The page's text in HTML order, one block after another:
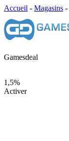
Accueil - Magasins -
Gamesdeal
1,5%
Activer